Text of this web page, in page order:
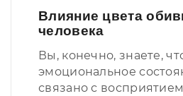
Влияние цвета
человека
Вы, конечно, знаете,
эмоциональное
связано с